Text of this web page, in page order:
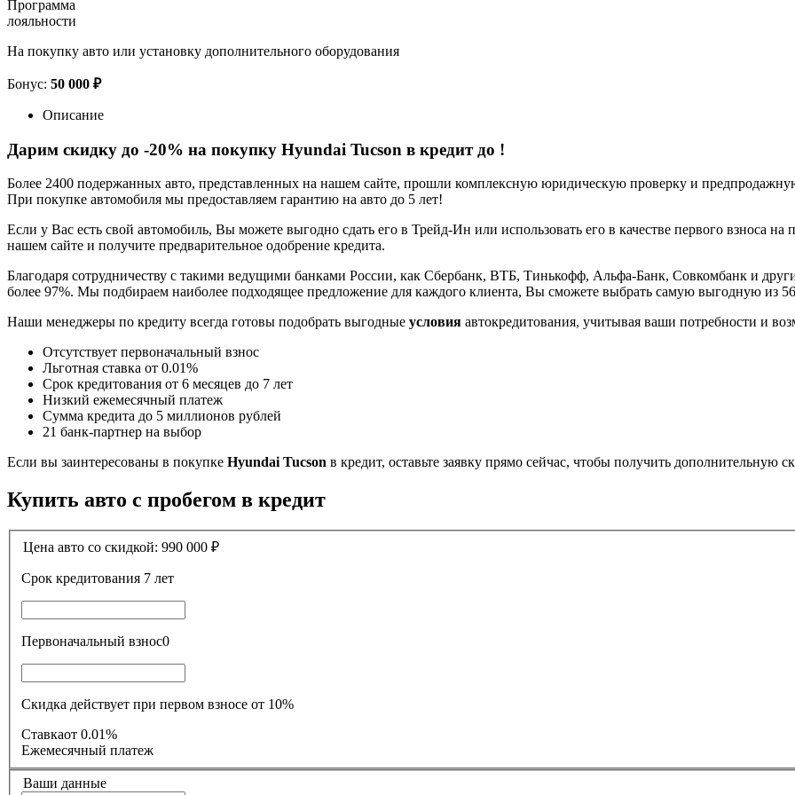
Программа
лояльности
На покупку авто или установку дополнительного оборудования
Бонус: 50 000 ₽
Описание
Дарим скидку до -20% на покупку Hyundai Tucson в кредит до !
Более 2400 подержанных авто, представленных на нашем сайте, прошли комплексную юридическую проверку и
При покупке автомобиля мы предоставляем гарантию на авто до 5 лет!
Если у Вас есть свой автомобиль, Вы можете выгодно сдать его в Трейд-Ин или использовать его в качестве первого взноса на
нашем сайте и получите предварительное одобрение кредита.
Благодаря сотрудничеству с такими ведущими банками России, как Сбербанк, ВТБ, Тинькофф, Альфа-Банк, Совкомбанк и
более 97%. Мы подбираем наиболее подходящее предложение для каждого клиента, Вы сможете выбрать самую выгодную из
Наши менеджеры по кредиту всегда готовы подобрать выгодные условия автокредитования, учитывая ваши потребности и
Отсутствует первоначальный взнос
Льготная ставка от 0.01%
Срок кредитования от 6 месяцев до 7 лет
Низкий ежемесячный платеж
Сумма кредита до 5 миллионов рублей
21 банк-партнер на выбор
Если вы заинтересованы в покупке Hyundai Tucson в кредит, оставьте заявку прямо сейчас, чтобы получить дополнительную
Купить авто с пробегом в кредит
Цена авто со скидкой: 990 000 ₽
Срок кредитования 7 лет
Первоначальный взнос0
Скидка действует при первом взносе от 10%
Ставкаот 0.01%
Ежемесячный платеж
Ваши данные